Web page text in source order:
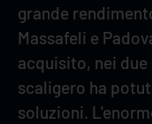
grande
Massafeli e
acquisito, nei
scaligero ha
soluzioni.